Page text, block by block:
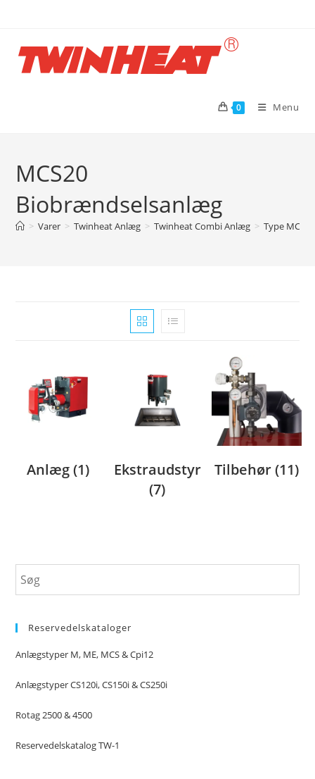
content
0 Menu
MCS20
Biobrændselsanlæg
> Varer > Twinheat Anlæg > Twinheat Combi Anlæg > Type MCS
Anlæg(1)
Ekstraudstyr
(7)
Tilbehør(11)
Reservedelskataloger
Anlægstyper M, ME, MCS & Cpi12
Anlægstyper CS120i, CS150i & CS250i
Rotag 2500 & 4500
Reservedelskatalog TW-1